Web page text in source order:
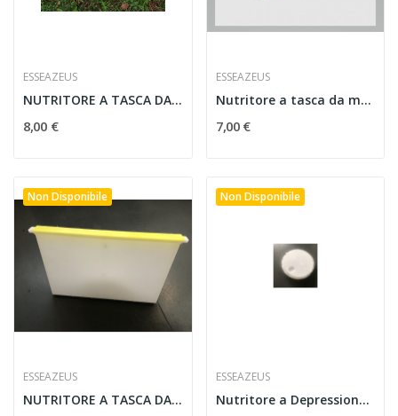
ESSEAZEUS
NUTRITORE A TASCA DA NIDO D.B.
8,00 €
ESSEAZEUS
Nutritore a tasca da melario Dadant
7,00 €
Non Disponibile
ESSEAZEUS
NUTRITORE A TASCA DA NIDO CON TAPPO
Non Disponibile
ESSEAZEUS
Nutritore a Depressione Zeus – 2,5 Litri